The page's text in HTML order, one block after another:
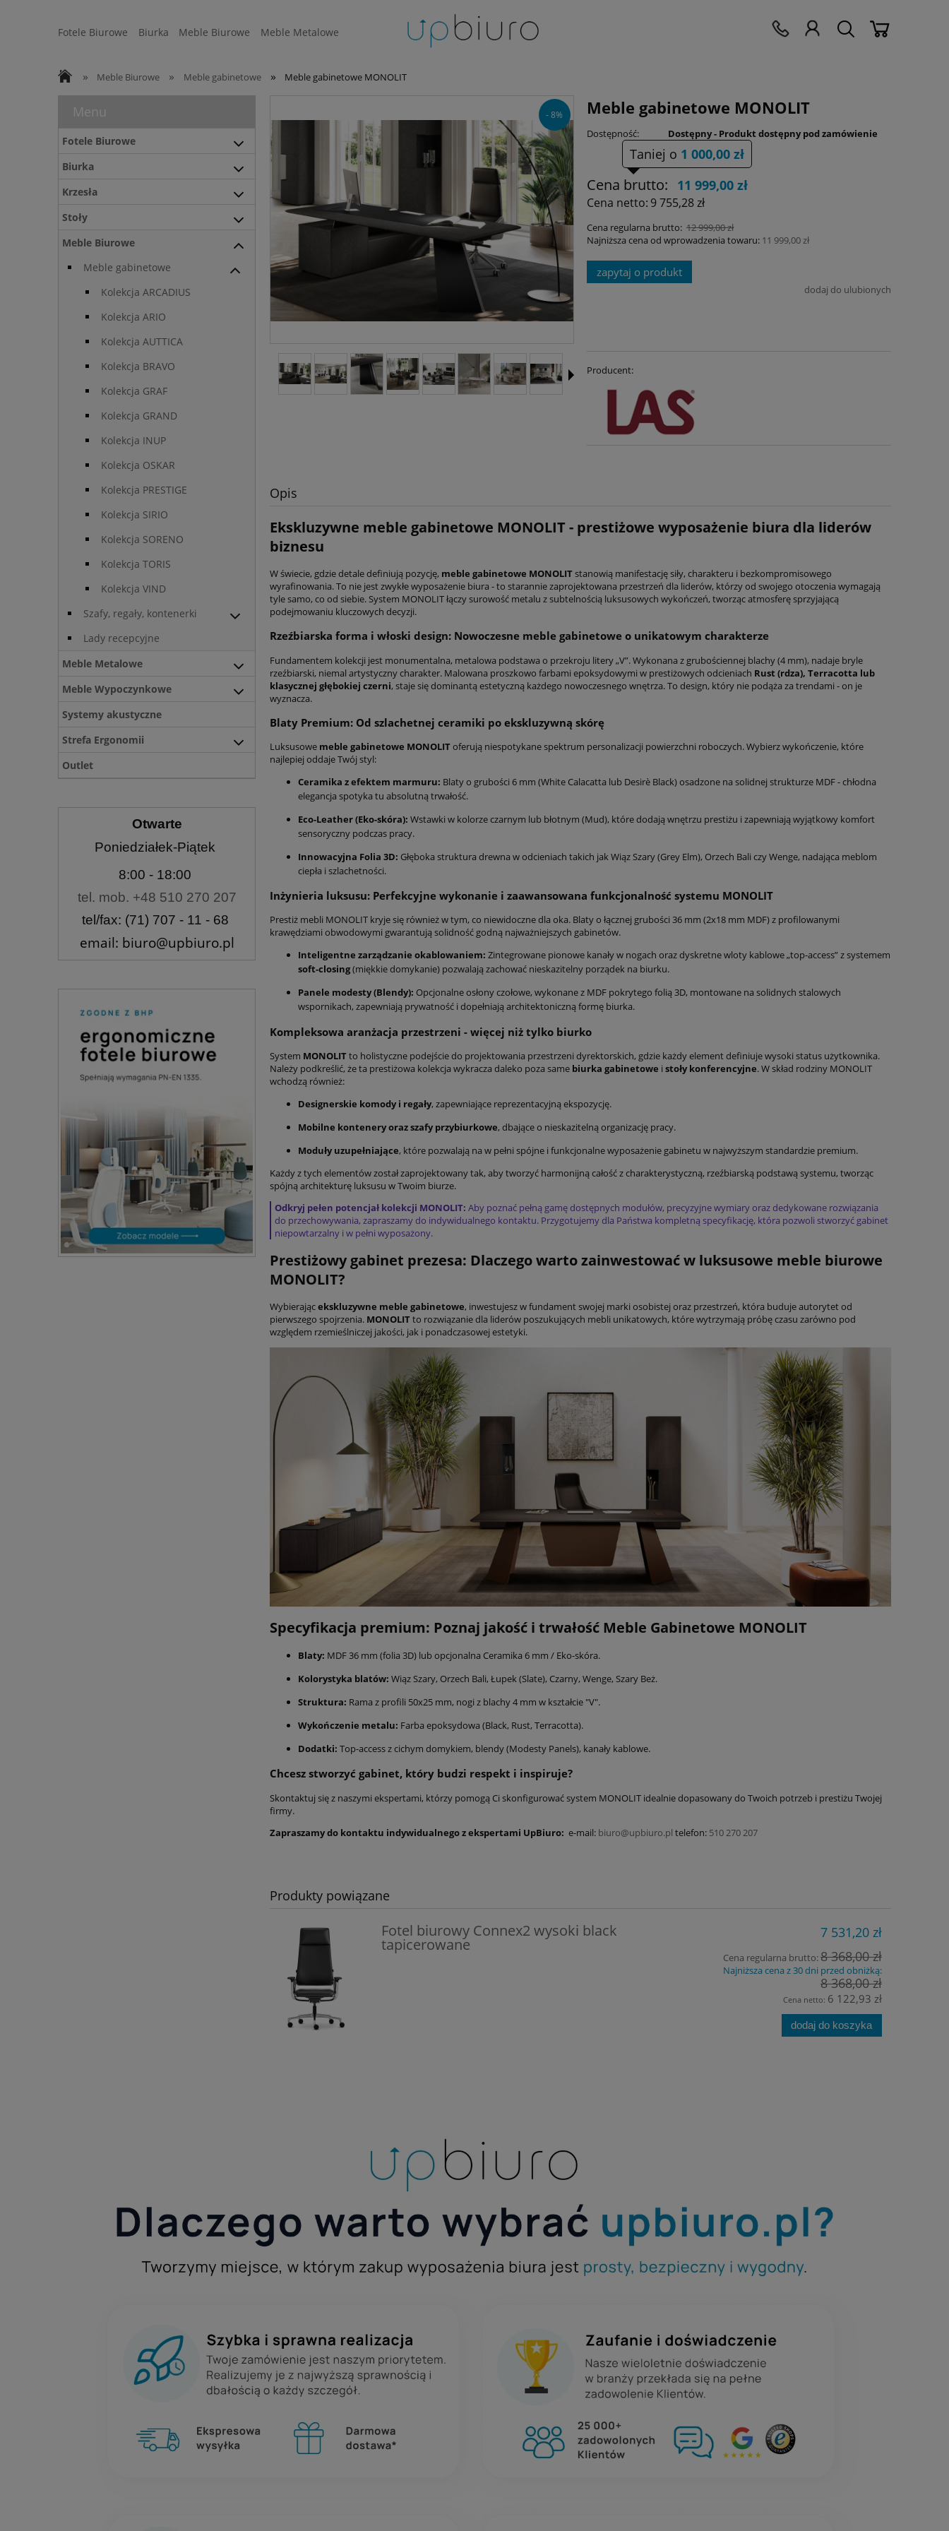
Fotele Biurowe Biurka Meble Biurowe Meble Metalowe
» Meble Biurowe » Meble gabinetowe » Meble gabinetowe MONOLIT
Menu
Fotele Biurowe
Biurka
Krzesła
Stoły
Meble Biurowe
Meble gabinetowe
Kolekcja ARCADIUS
Kolekcja ARIO
Kolekcja AUTTICA
Kolekcja BRAVO
Kolekcja GRAF
Kolekcja GRAND
Kolekcja INUP
Kolekcja OSKAR
Kolekcja PRESTIGE
Kolekcja SIRIO
Kolekcja SORENO
Kolekcja TORIS
Kolekcja VIND
Szafy, regały, kontenerki
Lady recepcyjne
Meble Metalowe
Meble Wypoczynkowe
Systemy akustyczne
Strefa Ergonomii
Outlet
Otwarte
Poniedziałek-Piątek
8:00 - 18:00
tel. mob. +48 510 270 207
tel/fax: (71) 707 - 11 - 68
email: biuro@upbiuro.pl
Meble gabinetowe MONOLIT
- 8%
Dostępność: Dostępny - Produkt dostępny pod zamówienie
Taniej o 1 000,00 zł
Cena brutto: 11 999,00 zł
Cena netto: 9 755,28 zł
Cena regularna brutto: 12 999,00 zł
Najniższa cena od wprowadzenia towaru: 11 999,00 zł
zapytaj o produkt
dodaj do ulubionych
Producent:
Opis
Ekskluzywne meble gabinetowe MONOLIT - prestiżowe wyposażenie biura dla liderów
biznesu
W świecie, gdzie detale definiują pozycję, meble gabinetowe MONOLITstanowią manifestację siły, charakteru i bezkompromisowego
wyrafinowania. To nie jest zwykłe wyposażenie biura - to starannie zaprojektowana przestrzeń dla liderów, którzy od swojego otoczenia wymagają
tyle samo, co od siebie. System MONOLIT łączy surowość metalu z subtelnością luksusowych wykończeń, tworząc atmosferę sprzyjającą
podejmowaniu kluczowych decyzji.
Rzeźbiarska forma i włoski design: Nowoczesne meble gabinetowe o unikatowym charakterze
Fundamentem kolekcji jest monumentalna, metalowa podstawa o przekroju litery „V”. Wykonana z grubościennej blachy (4 mm), nadaje bryle
rzeźbiarski, niemal artystyczny charakter. Malowana proszkowo farbami epoksydowymi w prestiżowych odcieniach Rust (rdza), Terracotta lub
klasycznej głębokiej czerni, staje się dominantą estetyczną każdego nowoczesnego wnętrza. To design, który nie podąża za trendami - on je
wyznacza.
Blaty Premium: Od szlachetnej ceramiki po ekskluzywną skórę
Luksusowe meble gabinetowe MONOLIToferują niespotykane spektrum personalizacji powierzchni roboczych. Wybierz wykończenie, które
najlepiej oddaje Twój styl:
Ceramika z efektem marmuru: Blaty o grubości 6 mm (White Calacatta lub Desirè Black) osadzone na solidnej strukturze MDF - chłodna
elegancja spotyka tu absolutną trwałość.
Eco-Leather (Eko-skóra): Wstawki w kolorze czarnym lub błotnym (Mud), które dodają wnętrzu prestiżu i zapewniają wyjątkowy komfort
sensoryczny podczas pracy.
Innowacyjna Folia 3D: Głęboka struktura drewna w odcieniach takich jak Wiąz Szary (Grey Elm), Orzech Bali czy Wenge, nadająca meblom
ciepła i szlachetności.
Inżynieria luksusu: Perfekcyjne wykonanie i zaawansowana funkcjonalność systemu MONOLIT
Prestiż mebli MONOLIT kryje się również w tym, co niewidoczne dla oka. Blaty o łącznej grubości 36 mm (2x18 mm MDF) z profilowanymi
krawędziami obwodowymi gwarantują solidność godną najważniejszych gabinetów.
Inteligentne zarządzanie okablowaniem: Zintegrowane pionowe kanały w nogach oraz dyskretne wloty kablowe „top-access” z systemem
soft-closing(miękkie domykanie) pozwalają zachować nieskazitelny porządek na biurku.
Panele modesty (Blendy): Opcjonalne osłony czołowe, wykonane z MDF pokrytego folią 3D, montowane na solidnych stalowych
wspornikach, zapewniają prywatność i dopełniają architektoniczną formę biurka.
Kompleksowa aranżacja przestrzeni - więcej niż tylko biurko
System MONOLITto holistyczne podejście do projektowania przestrzeni dyrektorskich, gdzie każdy element definiuje wysoki status użytkownika.
Należy podkreślić, że ta prestiżowa kolekcja wykracza daleko poza same biurka gabinetowe i stoły konferencyjne. W skład rodziny MONOLIT
wchodzą również:
Designerskie komody i regały, zapewniające reprezentacyjną ekspozycję.
Mobilne kontenery oraz szafy przybiurkowe, dbające o nieskazitelną organizację pracy.
Moduły uzupełniające, które pozwalają na w pełni spójne i funkcjonalne wyposażenie gabinetu w najwyższym standardzie premium.
Każdy z tych elementów został zaprojektowany tak, aby tworzyć harmonijną całość z charakterystyczną, rzeźbiarską podstawą systemu, tworząc
spójną architekturę luksusu w Twoim biurze.
Odkryj pełen potencjał kolekcji MONOLIT: Aby poznać pełną gamę dostępnych modułów, precyzyjne wymiary oraz dedykowane rozwiązania
do przechowywania, zapraszamy do indywidualnego kontaktu. Przygotujemy dla Państwa kompletną specyfikację, która pozwoli stworzyć gabinet
niepowtarzalny i w pełni wyposażony.
Prestiżowy gabinet prezesa: Dlaczego warto zainwestować w luksusowe meble biurowe
MONOLIT?
Wybierającekskluzywne meble gabinetowe, inwestujesz w fundament swojej marki osobistej oraz przestrzeń, która buduje autorytet od
pierwszego spojrzenia. MONOLITto rozwiązanie dla liderów poszukujących mebli unikatowych, które wytrzymają próbę czasu zarówno pod
względem rzemieślniczej jakości, jak i ponadczasowej estetyki.
Specyfikacja premium: Poznaj jakość i trwałość Meble Gabinetowe MONOLIT
Blaty: MDF 36 mm (folia 3D) lub opcjonalna Ceramika 6 mm / Eko-skóra.
Kolorystyka blatów: Wiąz Szary, Orzech Bali, Łupek (Slate), Czarny, Wenge, Szary Beż.
Struktura: Rama z profili 50x25 mm, nogi z blachy 4 mm w kształcie "V".
Wykończenie metalu: Farba epoksydowa (Black, Rust, Terracotta).
Dodatki: Top-access z cichym domykiem, blendy (Modesty Panels), kanały kablowe.
Chcesz stworzyć gabinet, który budzi respekt i inspiruje?
Skontaktuj się z naszymi ekspertami, którzy pomogą Ci skonfigurować system MONOLIT idealnie dopasowany do Twoich potrzeb i prestiżu Twojej
firmy.
Zapraszamy do kontaktu indywidualnego z ekspertami UpBiuro: e-mail: biuro@upbiuro.pl telefon: 510 270 207
Produkty powiązane
Fotel biurowy Connex2 wysoki black
tapicerowane
7 531,20 zł
Cena regularna brutto:8 368,00 zł
Najniższa cena z 30 dni przed obniżką:
8 368,00 zł
Cena netto: 6 122,93 zł
dodaj do koszyka